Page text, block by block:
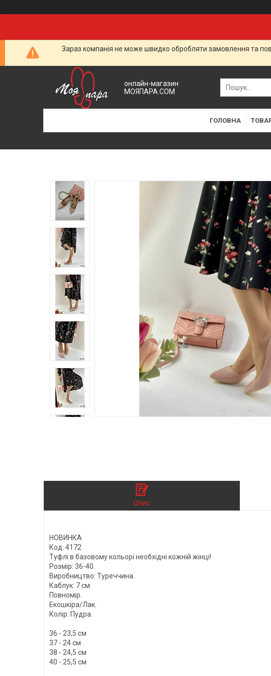
Зараз компанія не може швидко обробляти замовлення та
онлайн-магазин
МОЯПАРА.COM
ГОЛОВНА
Опис
НОВИНКА
Код: 4172
Туфлі в базовому кольорі необхідні кожній жінці!
Розмір: 36-40.
Виробництво: Туреччина.
Каблук: 7 см.
Повномір.
Екошкіра/Лак.
Колір: Пудра.
36 - 23,5 см
37 - 24 см
38 - 24,5 см
40 - 25,5 см